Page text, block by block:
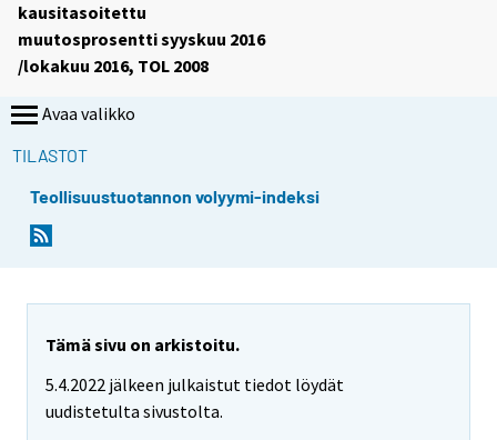
kausitasoitettu
muutosprosentti syyskuu 2016
/lokakuu 2016, TOL 2008
Avaa valikko
TILASTOT
Teollisuustuotannon volyymi-indeksi
Tämä sivu on arkistoitu.
5.4.2022 jälkeen julkaistut tiedot löydät
uudistetulta sivustolta.